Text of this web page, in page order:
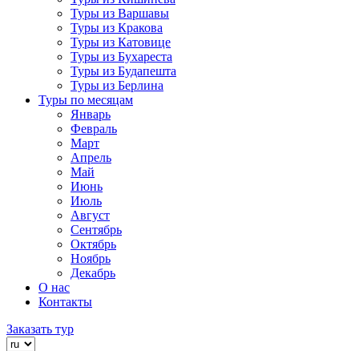
Туры из Варшавы
Туры из Кракова
Туры из Катовице
Туры из Бухареста
Туры из Будапешта
Туры из Берлина
Туры по месяцам
Январь
Февраль
Март
Апрель
Май
Июнь
Июль
Август
Сентябрь
Октябрь
Ноябрь
Декабрь
О нас
Контакты
Заказать тур